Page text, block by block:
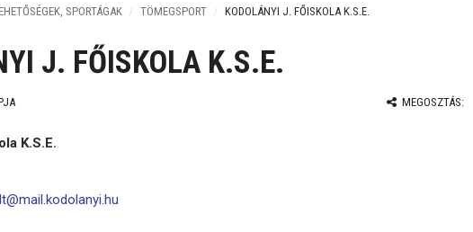
SPORTÁGAK TÖMEGSPORT KODOLÁNYI J. FŐISKOLA K.S.E.
J. FŐISKOLA K.S.E.
MEGOSZTÁS:
K.S.E.